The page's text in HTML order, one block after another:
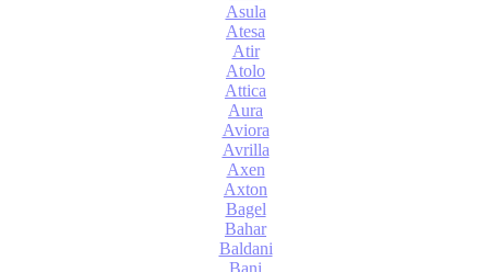
Asula
Atesa
Atir
Atolo
Attica
Aura
Aviora
Avrilla
Axen
Axton
Bagel
Bahar
Baldani
Bani